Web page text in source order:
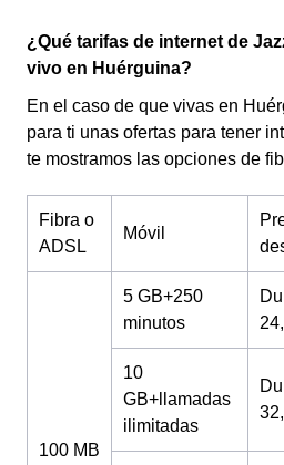
¿Qué tarifas de internet de
vivo en Huérguina?
En el caso de que vivas en
para ti unas ofertas para tener
te mostramos las opciones de
Fibra o
ADSL
Móvil
100 MB
5 GB+250
minutos
10
GB+llamadas
ilimitadas